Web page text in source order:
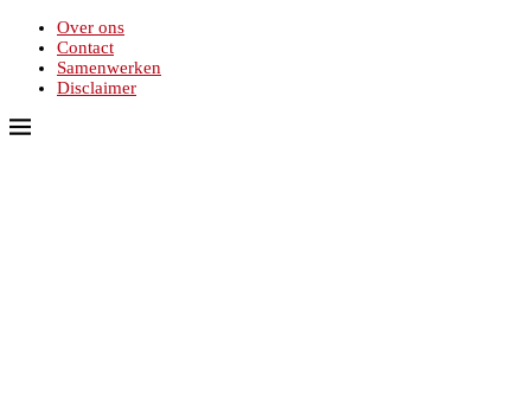
Over ons
Contact
Samenwerken
Disclaimer